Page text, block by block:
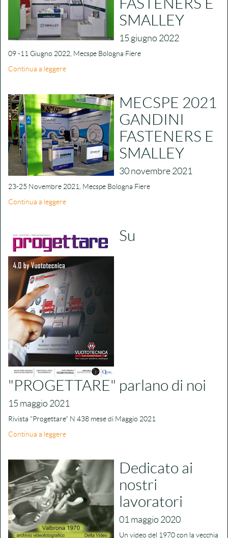
SMALLEY
15 giugno 2022
09 -11 Giugno 2022, Mecspe Bologna Fiere
Continua a leggere
MECSPE 2021
GANDINI
FASTENERS E
SMALLEY
30 novembre 2021
23-25 Novembre 2021, Mecspe Bologna Fiere
Continua a leggere
Su
"PROGETTARE" parlano di noi
15 maggio 2021
Rivista "Progettare" N 438 mese di Maggio 2021
Continua a leggere
Dedicato ai
nostri
lavoratori
01 maggio 2020
Un video del 1970 con la vecchia